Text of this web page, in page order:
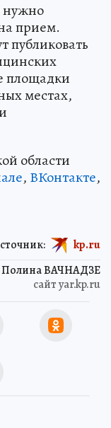
нужно
прием.
публиковать
площадки
местах,
области
, ВКонтакте,
Полина ВАЧНАДЗЕ
сайт yar.kp.ru
kp.ru